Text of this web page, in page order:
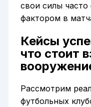
свои силы
фактором в
Кейсы
что стоит
Рассмотрим
футбольных